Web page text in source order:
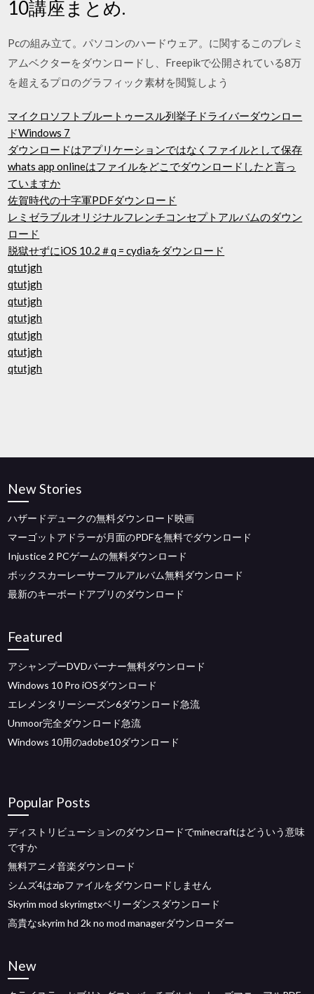
10講座まとめ.
Pcの組み立て。パソコンのハードウェア。に関するこのプレミ
アムベクターをダウンロードし、Freepikで公開されている8万
を超えるプロのグラフィック素材を閲覧しよう
マイクロソフトブルートゥースル列挙子ドライバーダウンロー
ドWindows 7
ダウンロードはアプリケーションではなくファイルとして保存
whats app onlineはファイルをどこでダウンロードしたと言っ
ていますか
佐賀時代の十字軍PDFダウンロード
レミゼラブルオリジナルフレンチコンセプトアルバムのダウン
ロード
脱獄せずにiOS 10.2＃q = cydiaをダウンロード
qtutjgh
qtutjgh
qtutjgh
qtutjgh
qtutjgh
qtutjgh
qtutjgh
New Stories
ハザードデュークの無料ダウンロード映画
マーゴットアドラーが月面のPDFを無料でダウンロード
Injustice 2 PCゲームの無料ダウンロード
ボックスカーレーサーフルアルバム無料ダウンロード
最新のキーボードアプリのダウンロード
Featured
アシャンプーDVDバーナー無料ダウンロード
Windows 10 Pro iOSダウンロード
エレメンタリーシーズン6ダウンロード急流
Unmoor完全ダウンロード急流
Windows 10用のadobe10ダウンロード
Popular Posts
ディストリビューションのダウンロードでminecraftはどういう意味
ですか
無料アニメ音楽ダウンロード
シムズ4はzipファイルをダウンロードしません
Skyrim mod skyrimgtxベリーダンスダウンロード
高貴なskyrim hd 2k no mod managerダウンローダー
New